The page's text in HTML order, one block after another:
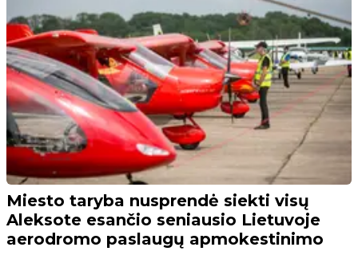
Miesto taryba nusprendė siekti visų
Aleksote esančio seniausio Lietuvoje
aerodromo paslaugų apmokestinimo